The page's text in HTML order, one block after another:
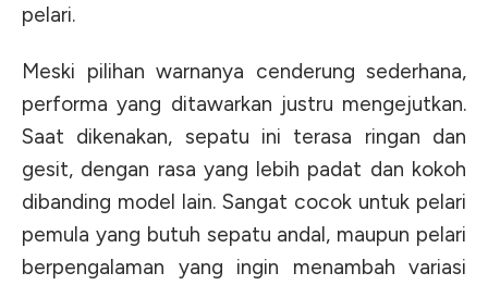
pelari.
Meski pilihan warnanya cenderung sederhana,
performa yang ditawarkan justru mengejutkan.
Saat dikenakan, sepatu ini terasa ringan dan
gesit, dengan rasa yang lebih padat dan kokoh
dibanding model lain. Sangat cocok untuk pelari
pemula yang butuh sepatu andal, maupun pelari
berpengalaman yang ingin menambah variasi